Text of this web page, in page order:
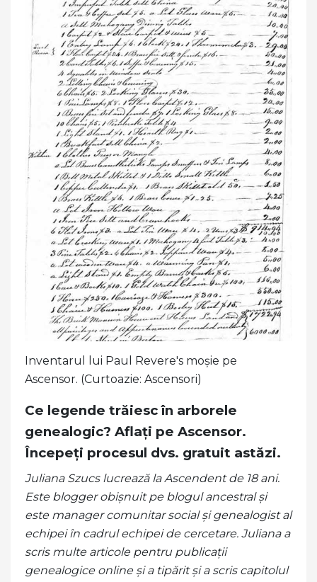
Inventarul lui Paul Revere's moșie pe
Ascensor. (Curtoazie: Ascensori)
Ce legende trăiesc în arborele
genealogic? Aflați pe Ascensor.
Începeți procesul dvs. gratuit astăzi.
Juliana Szucs lucrează la Ascendent de 18 ani.
Este blogger obișnuit pe blogul ancestral și
este manager comunitar social și genealogist al
echipei în cadrul echipei de cercetare. Juliana a
scris multe articole pentru publicații
genealogice online și a tipărit și a scris capitolul